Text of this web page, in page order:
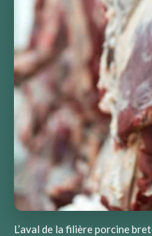
L’aval de la filière porcine